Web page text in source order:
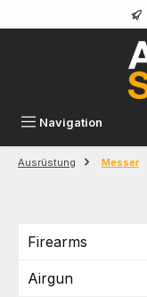
Zum Hauptinhalt springen
Navigation
Ausrüstung Messer
Firearms
Airgun